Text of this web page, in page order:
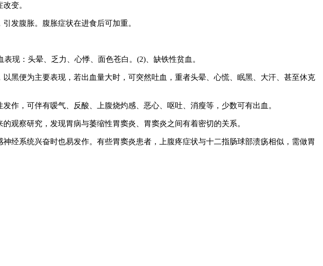
变。
发腹胀。腹胀症状在进食后可加重。
现：头晕、乏力、心悸、面色苍白。(2)、缺铁性贫血。
黑便为主要表现，若出血量大时，可突然吐血，重者头晕、心慌、眠黑、大汗、甚至休克
作，可伴有嗳气、反酸、上腹烧灼感、恶心、呕吐、消瘦等，少数可有出血。
观察研究，发现胃病与萎缩性胃窦炎、胃窦炎之间有着密切的关系。
经系统兴奋时也易发作。有些胃窦炎患者，上腹疼症状与十二指肠球部溃疡相似，需做胃